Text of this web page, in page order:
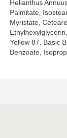
Helianthus
Palmitate,
Myristate,
Yellow 87, Basic
Benzoate,